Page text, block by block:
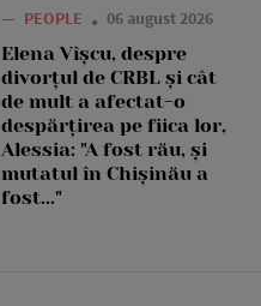
— PEOPLE 06 august 2026
Elena Vîșcu, despre
divorțul de CRBL și cât
de mult a afectat-o
despărțirea pe fiica lor,
Alessia: "A fost rău, și
mutatul în Chișinău a
fost..."